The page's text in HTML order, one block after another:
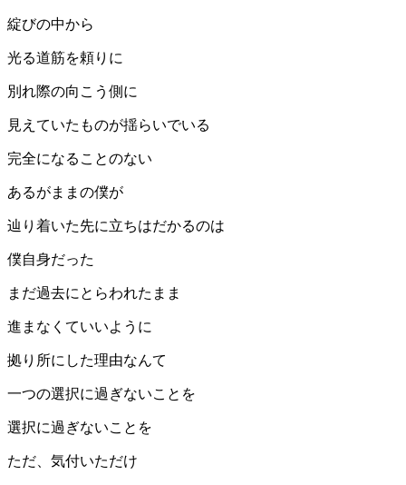
綻びの中から
光る道筋を頼りに
別れ際の向こう側に
見えていたものが揺らいでいる
完全になることのない
あるがままの僕が
辿り着いた先に立ちはだかるのは
僕自身だった
まだ過去にとらわれたまま
進まなくていいように
拠り所にした理由なんて
一つの選択に過ぎないことを
選択に過ぎないことを
ただ、気付いただけ